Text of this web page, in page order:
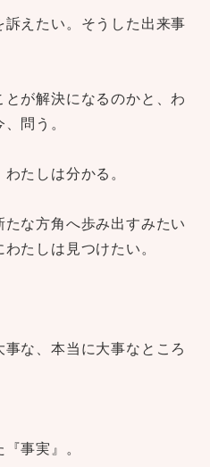
えたい。そうした出来事
が解決になるのかと、わ
問う。
たしは分かる。
な方角へ歩み出すみたい
たしは見つけたい。
な、本当に大事なところ
事実』。